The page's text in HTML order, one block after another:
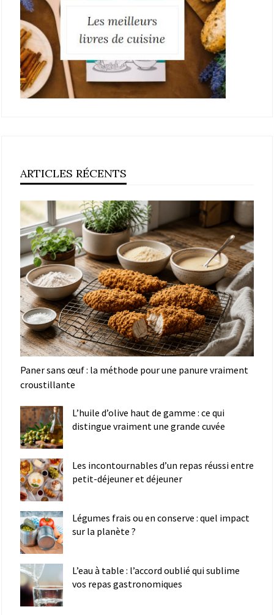
ARTICLES RÉCENTS
Paner sans œuf : la méthode pour une panure vraiment
croustillante
L’huile d’olive haut de gamme : ce qui
distingue vraiment une grande cuvée
Les incontournables d’un repas réussi entre
petit-déjeuner et déjeuner
Légumes frais ou en conserve : quel impact
sur la planète ?
L’eau à table : l’accord oublié qui sublime
vos repas gastronomiques